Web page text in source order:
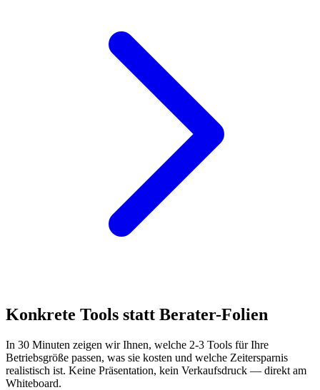
Konkrete Tools statt Berater-Folien
In 30 Minuten zeigen wir Ihnen, welche 2-3 Tools für Ihre
Betriebsgröße passen, was sie kosten und welche Zeitersparnis
realistisch ist. Keine Präsentation, kein Verkaufsdruck — direkt am
Whiteboard.